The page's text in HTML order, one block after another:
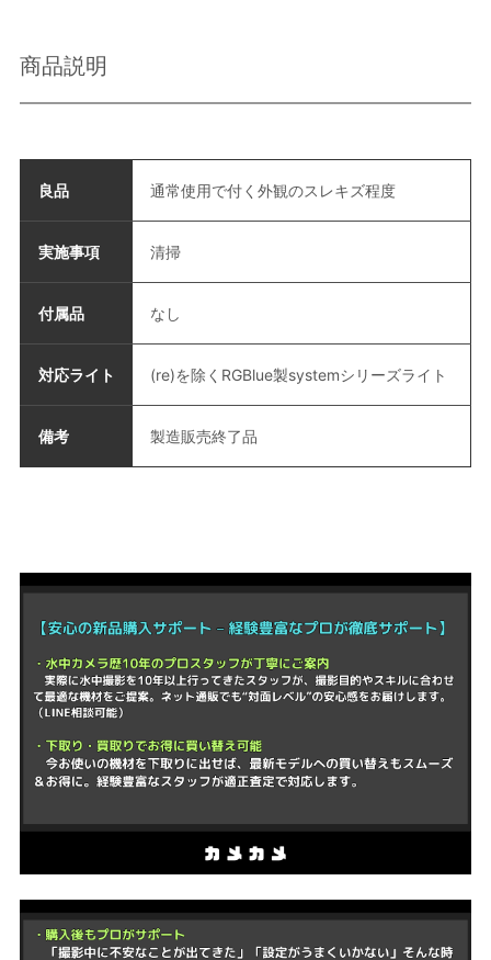
商品説明
良品 通常使用で付く外観のスレキズ程度
実施事項 清掃
付属品 なし
対応ライト (re)を除くRGBlue製systemシリーズライト
備考 製造販売終了品